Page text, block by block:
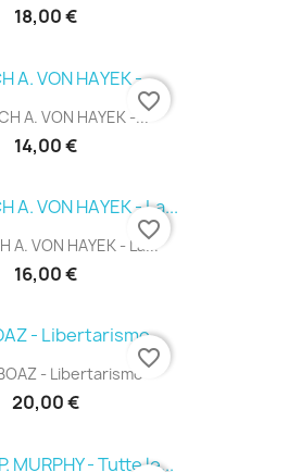
18,00 €
A. VON HAYEK -...
14,00 €
favorite_border
A. VON HAYEK - La...
16,00 €
favorite_border
- Libertarismo
20,00 €
favorite_border